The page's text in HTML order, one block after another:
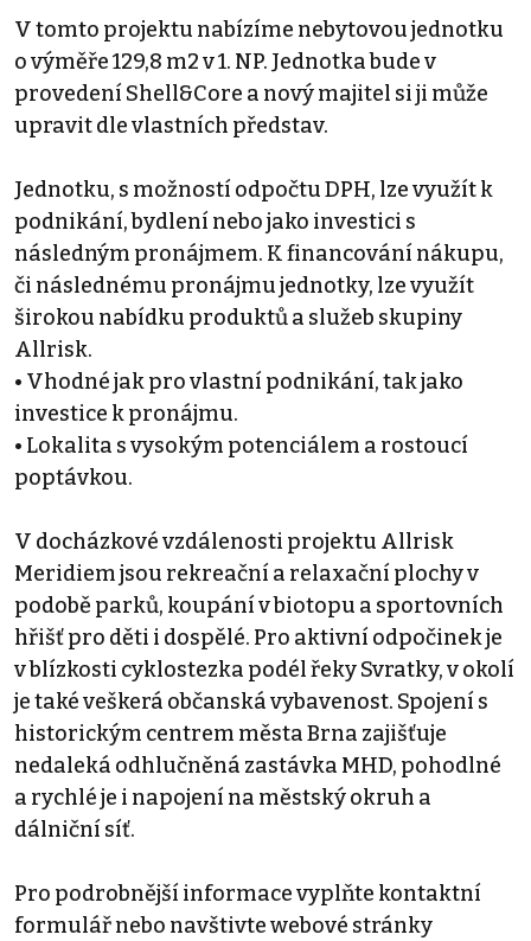
V tomto projektu nabízíme nebytovou jednotku
o výměře 129,8 m2 v 1. NP. Jednotka bude v
provedení Shell&Core a nový majitel si ji může
upravit dle vlastních představ.
Jednotku, s možností odpočtu DPH, lze využít k
podnikání, bydlení nebo jako investici s
následným pronájmem. K financování nákupu,
či následnému pronájmu jednotky, lze využít
širokou nabídku produktů a služeb skupiny
Allrisk.
• Vhodné jak pro vlastní podnikání, tak jako
investice k pronájmu.
• Lokalita s vysokým potenciálem a rostoucí
poptávkou.
V docházkové vzdálenosti projektu Allrisk
Meridiem jsou rekreační a relaxační plochy v
podobě parků, koupání v biotopu a sportovních
hřišť pro děti i dospělé. Pro aktivní odpočinek je
v blízkosti cyklostezka podél řeky Svratky, v okolí
je také veškerá občanská vybavenost. Spojení s
historickým centrem města Brna zajišťuje
nedaleká odhlučněná zastávka MHD, pohodlné
a rychlé je i napojení na městský okruh a
dálniční síť.
Pro podrobnější informace vyplňte kontaktní
formulář nebo navštivte webové stránky